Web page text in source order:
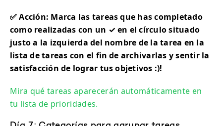
✅ Acción: Marca las tareas que has completado
como realizadas con un ✓ en el círculo situado
justo a la izquierda del nombre de la tarea en la
lista de tareas con el fin de archivarlas y sentir la
satisfacción de lograr tus objetivos :)!
Mira qué tareas aparecerán automáticamente en
tu lista de prioridades.